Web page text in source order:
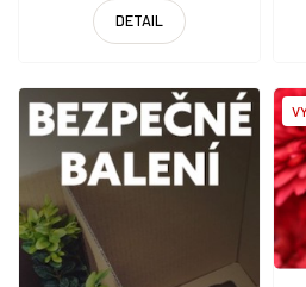
DETAIL